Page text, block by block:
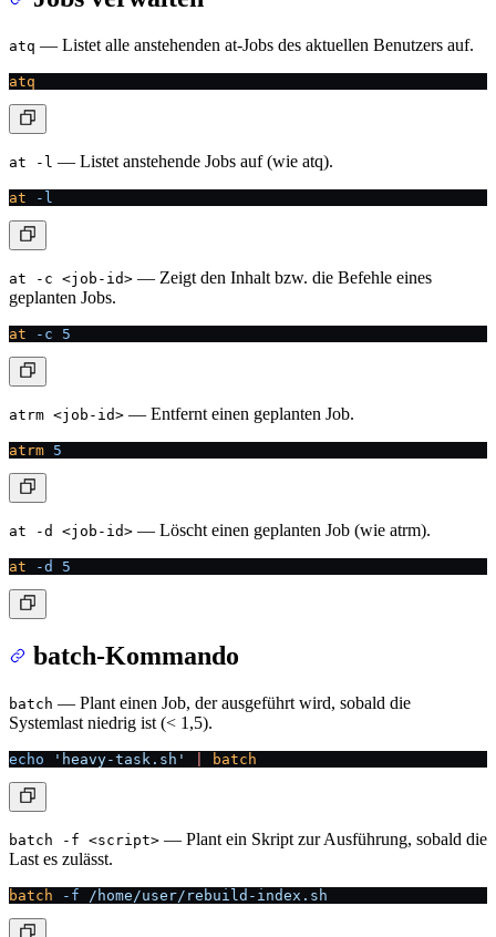
atq — Listet alle anstehenden at-Jobs des aktuellen Benutzers auf.
atq
at -l — Listet anstehende Jobs auf (wie atq).
at -l
at -c <job-id> — Zeigt den Inhalt bzw. die Befehle eines
geplanten Jobs.
at -c 5
atrm <job-id> — Entfernt einen geplanten Job.
atrm 5
at -d <job-id> — Löscht einen geplanten Job (wie atrm).
at -d 5
batch-Kommando
batch — Plant einen Job, der ausgeführt wird, sobald die
Systemlast niedrig ist (< 1,5).
echo 'heavy-task.sh' batch
batch -f <script> — Plant ein Skript zur Ausführung, sobald die
Last es zulässt.
batch -f /home/user/rebuild-index.sh